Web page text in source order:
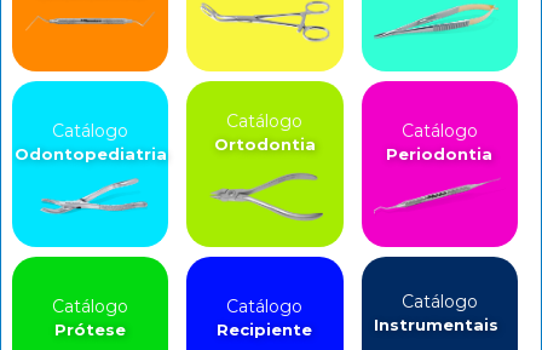
Catálogo
Odontopediatria
Catálogo
Ortodontia
Catálogo
Periodontia
Catálogo
Prótese
Catálogo
Recipiente
Catálogo
Instrumentais